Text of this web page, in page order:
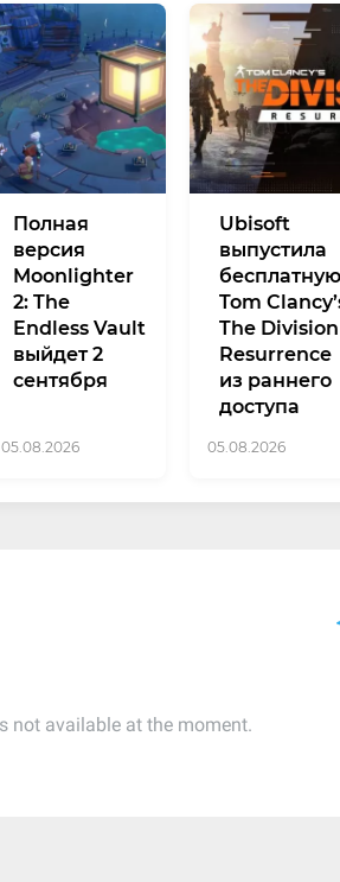
Полная
версия
Moonlighter
2: The
Endless Vault
выйдет 2
сентября
05.08.2026
Ubisoft
выпустила
бесплатную
Tom
The Division
Resurrence
из раннего
доступа
05.08.2026